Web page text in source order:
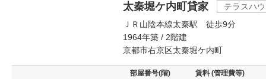
太秦堀ケ内町貸家
テラスハ
ＪＲ山陰本線太秦駅 徒歩9分
1964年築 / 2階建
京都市右京区太秦堀ケ内町
部屋番号(階) 賃料 (管理費等)